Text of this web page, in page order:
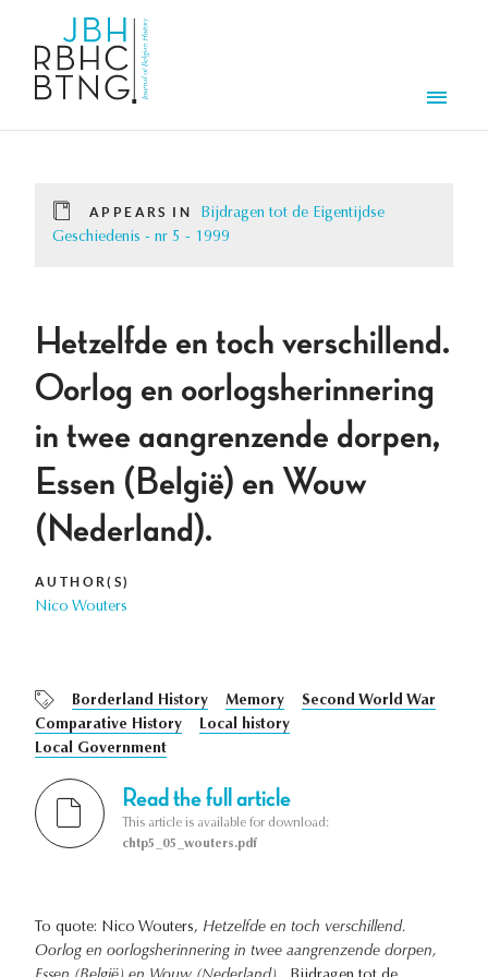
APPEARS IN
Bijdragen tot de Eigentijdse
Geschiedenis - nr 5 - 1999
Hetzelfde en toch verschillend.
Oorlog en oorlogsherinnering
in twee aangrenzende dorpen,
Essen (België) en Wouw
(Nederland).
AUTHOR(S)
Nico Wouters
Borderland History Memory
Second World War
Comparative History
Local history
Local Government
Read the full article
This article is available for download:
chtp5_05_wouters.pdf
To quote: Nico Wouters, Hetzelfde en toch verschillend.
Oorlog en oorlogsherinnering in twee aangrenzende dorpen,